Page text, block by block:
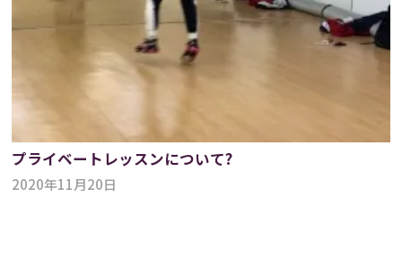
プライベートレッスンについて?
2020年11月20日